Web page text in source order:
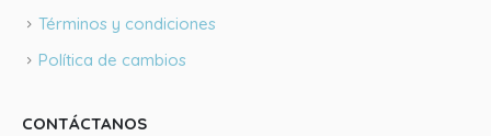
Términos y condiciones
Política de cambios
CONTÁCTANOS